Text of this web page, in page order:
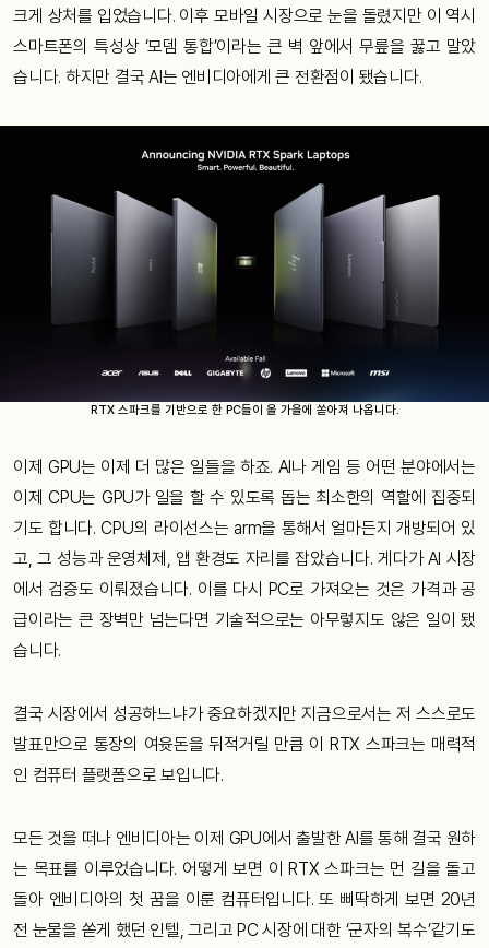
크게 상처를 입었습니다. 이후 모바일 시장으로 눈을 돌렸지만 이 역시
스마트폰의 특성상 ‘모뎀 통합’이라는 큰 벽 앞에서 무릎을 꿇고 말았
습니다. 하지만 결국 AI는 엔비디아에게 큰 전환점이 됐습니다.
RTX 스파크를 기반으로 한 PC들이 올 가을에 쏟아져 나옵니다.
이제 GPU는 이제 더 많은 일들을 하죠. AI나 게임 등 어떤 분야에서는
이제 CPU는 GPU가 일을 할 수 있도록 돕는 최소한의 역할에 집중되
기도 합니다. CPU의 라이선스는 arm을 통해서 얼마든지 개방되어 있
고, 그 성능과 운영체제, 앱 환경도 자리를 잡았습니다. 게다가 AI 시장
에서 검증도 이뤄졌습니다. 이를 다시 PC로 가져오는 것은 가격과 공
급이라는 큰 장벽만 넘는다면 기술적으로는 아무렇지도 않은 일이 됐
습니다.
결국 시장에서 성공하느냐가 중요하겠지만 지금으로서는 저 스스로도
발표만으로 통장의 여윳돈을 뒤적거릴 만큼 이 RTX 스파크는 매력적
인 컴퓨터 플랫폼으로 보입니다.
모든 것을 떠나 엔비디아는 이제 GPU에서 출발한 AI를 통해 결국 원하
는 목표를 이루었습니다. 어떻게 보면 이 RTX 스파크는 먼 길을 돌고
돌아 엔비디아의 첫 꿈을 이룬 컴퓨터입니다. 또 삐딱하게 보면 20년
전 눈물을 쏟게 했던 인텔, 그리고 PC 시장에 대한 ‘군자의 복수’같기도